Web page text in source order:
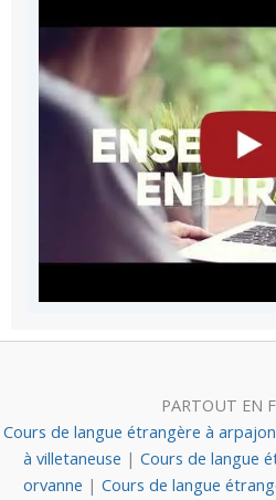
PARTOUT EN
Cours de langue étrangère à arpajon
à villetaneuse | Cours de langue
orvanne | Cours de langue